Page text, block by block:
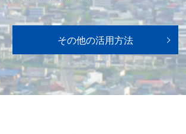
その他の活用方法